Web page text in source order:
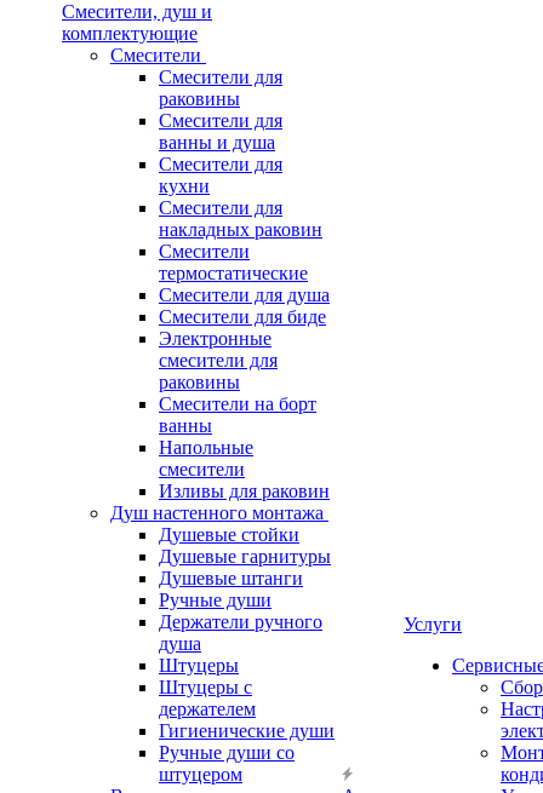
Смесители, душ и
комплектующие
Смесители
Смесители для
раковины
Смесители для
ванны и душа
Смесители для
кухни
Смесители для
накладных раковин
Смесители
термостатические
Смесители для душа
Смесители для биде
Электронные
смесители для
раковины
Смесители на борт
ванны
Напольные
смесители
Изливы для раковин
Душ настенного монтажа
Душевые стойки
Душевые гарнитуры
Душевые штанги
Ручные души
Держатели ручного
душа
Штуцеры
Штуцеры с
держателем
Гигиенические души
Ручные души со
штуцером
Услуги